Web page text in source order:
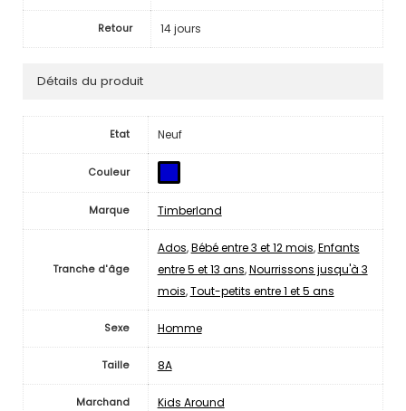
Retour 14 jours
Détails du produit
Etat Neuf
Couleur
Marque Timberland
Tranche d'âge
Ados,Bébé entre 3 et 12 mois,Enfants
entre 5 et 13 ans,Nourrissons jusqu'à 3
mois,Tout-petits entre 1 et 5 ans
Sexe Homme
Taille 8A
Marchand Kids Around